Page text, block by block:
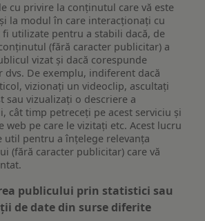
cu privire la conținutul care vă este
la modul în care interacționați cu
fi utilizate pentru a stabili dacă, de
(fără caracter publicitar) a
vizat și dacă corespunde
dvs. De exemplu, indiferent dacă
vizionați un videoclip, ascultați
sau vizualizați o descriere a
cât timp petreceți pe acest serviciu și
web pe care le vizitați etc. Acest lucru
util pentru a înțelege relevanța
(fără caracter publicitar) care vă
publicului prin statistici sau
de date din surse diferite